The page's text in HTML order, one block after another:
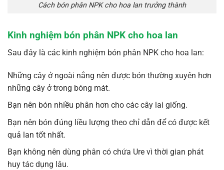
Cách bón phân NPK cho hoa lan trưởng thành
Kinh nghiệm bón phân NPK cho hoa lan
Sau đây là các kinh nghiệm bón phân NPK cho hoa lan:
Những cây ở ngoài nắng nên được bón thường xuyên hơn
những cây ở trong bóng mát.
Bạn nên bón nhiều phân hơn cho các cây lai giống.
Bạn nên bón đúng liều lượng theo chỉ dẫn để có được kết
quả lan tốt nhất.
Bạn không nên dùng phân có chứa Ure vì thời gian phát
huy tác dụng lâu.